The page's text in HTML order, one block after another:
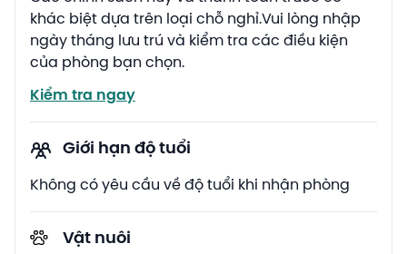
khác biệt dựa trên loại chỗ nghỉ.Vui lòng nhập
ngày tháng lưu trú và kiểm tra các điều kiện
của phòng bạn chọn.
Kiểm tra ngay
Giới hạn độ tuổi
Không có yêu cầu về độ tuổi khi nhận phòng
Vật nuôi